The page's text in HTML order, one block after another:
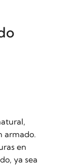
armado.
en
ya sea